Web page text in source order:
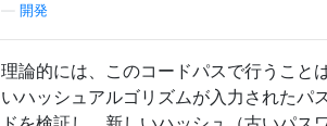
開発
理論的には、このコードパスで行うこと
いハッシュアルゴリズムが入力されたパ